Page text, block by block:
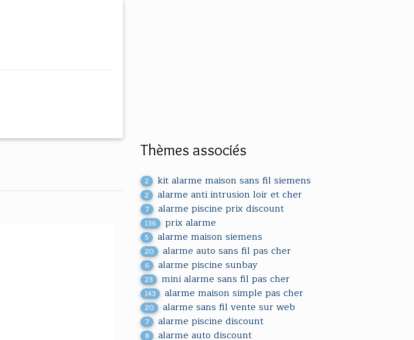
Thèmes associés
2 kit alarme maison sans fil siemens
2 alarme anti intrusion loir et cher
7 alarme piscine prix discount
136 prix alarme
5 alarme maison siemens
20 alarme auto sans fil pas cher
6 alarme piscine sunbay
23 mini alarme sans fil pas cher
143 alarme maison simple pas cher
20 alarme sans fil vente sur web
7 alarme piscine discount
8 alarme auto discount